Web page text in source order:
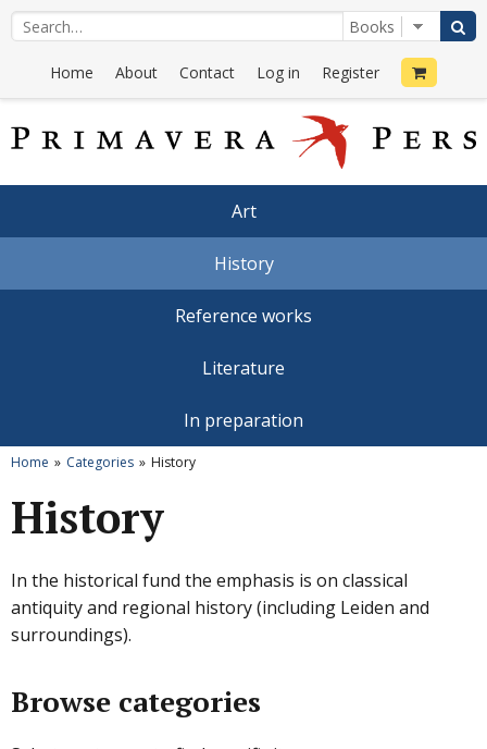
Home About Contact Log in Register
Art
History
Reference works
Literature
In preparation
Home Categories History
History
In the historical fund the emphasis is on classical
antiquity and regional history (including Leiden and
surroundings).
Browse categories